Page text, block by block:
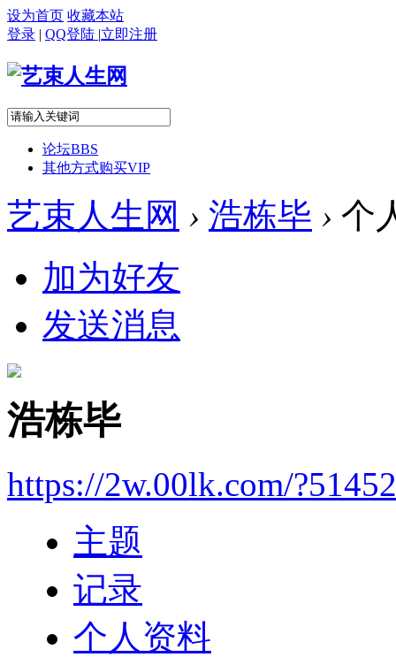
设为首页 收藏本站
登录 | QQ登陆 |立即注册
论坛BBS
其他方式购买VIP
艺束人生网 › 浩栋毕 › 个
加为好友
发送消息
浩栋毕
https://2w.00lk.com/?51452
主题
记录
个人资料